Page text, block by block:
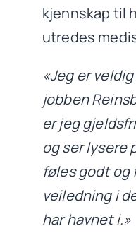
kjennskap til
utredes
«Jeg er
jobben
er jeg
og ser lysere
føles godt og
veiledning i
har havnet i.»